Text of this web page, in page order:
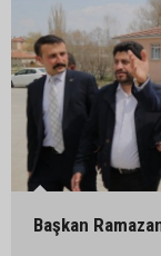
Başkan